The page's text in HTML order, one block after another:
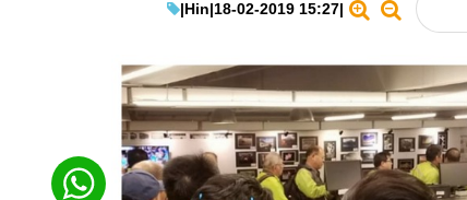
|Hin|18-02-2019 15:27|